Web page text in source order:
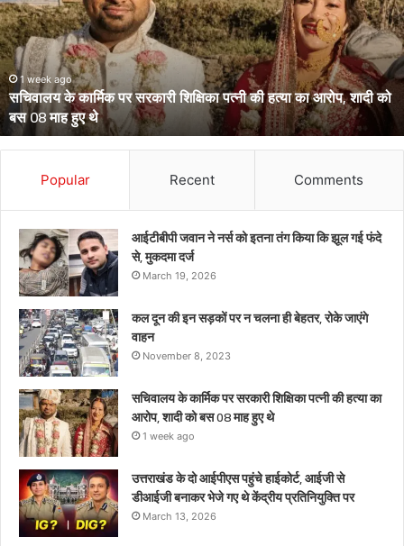
पहुंचे
हाईकोर्ट,
आईजी
से
डीआईजी
बनाकर
भेजे
गए
प्रतिनियुक्ति
March 13, 2026
उत्तराखंड के दो आईपीएस पहुंचे हाईकोर्ट, आईजी से डीआईजी बनाकर भेजे गए
थे केंद्रीय प्रतिनियुक्ति पर
Popular Recent Comments
आईटीबीपी जवान ने नर्स को इतना तंग किया कि झूल गई फंदे
से, मुकदमा दर्ज
March 19, 2026
कल दून की इन सड़कों पर न चलना ही बेहतर, रोके जाएंगे
वाहन
November 8, 2023
सचिवालय के कार्मिक पर सरकारी शिक्षिका पत्नी की हत्या का
आरोप, शादी को बस 08 माह हुए थे
1 week ago
उत्तराखंड के दो आईपीएस पहुंचे हाईकोर्ट, आईजी से
डीआईजी बनाकर भेजे गए थे केंद्रीय प्रतिनियुक्ति पर
March 13, 2026